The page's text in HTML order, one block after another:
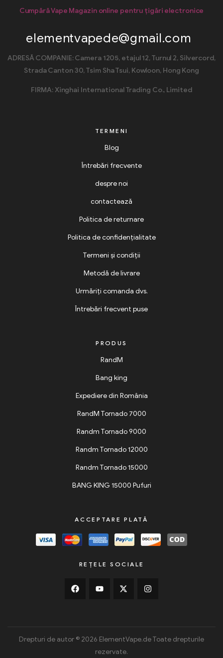
Cumpără Vape Magazin online pentru țigări electronice
elementvapede@gmail.com
ADRESĂ COMPANIE: Camera 1205, etajul 12, Turnul 2, Silvercord,
Strada Canton 30, Tsim Sha Tsui, Kowloon, Hong Kong
FIRMA: Xinghai International Trading Co., Limited
TERMENI
Blog
Întrebări frecvente
despre noi
contactează
Politica de returnare
Politica de confidențialitate
Termeni și condiții
Metodă de livrare
Urmăriți comanda dvs.
Întrebări frecvent puse
PRODUS
RandM
Bang king
Expediere din România
RandM Tornado 7000
Randm Tornado 9000
Randm Tornado 12000
Randm Tornado 15000
BANG KING 15000 Pufuri
ACCEPTARE PLATĂ
REȚELE SOCIALE
Drepturi de autor © 2026 ElementVape.de Toate drepturile
rezervate.